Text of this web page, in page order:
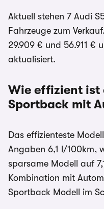
Aktuell stehen 7 Audi
Fahrzeuge zum
29.909 € und 56.911 €
aktualisiert.
Wie effizient ist
Sportback mit
Das effizienteste
Angaben 6,1 l/100km,
sparsame Modell auf
Kombination mit
Sportback Modell im